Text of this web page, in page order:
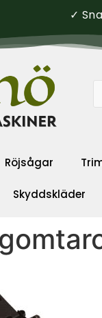
✓
Röjsågar
Skyddskläder